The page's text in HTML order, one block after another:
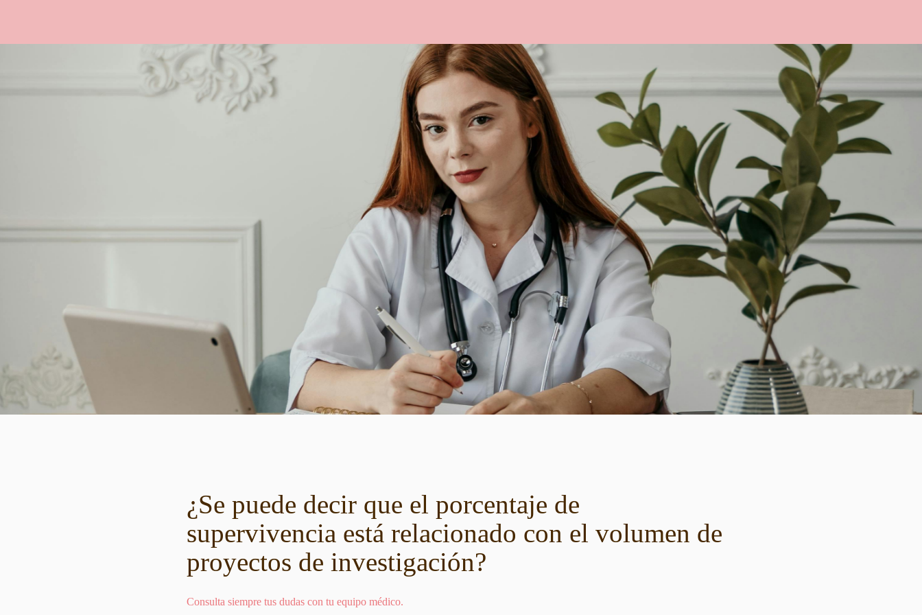
¿Se puede decir que el porcentaje de
supervivencia está relacionado con el volumen de
proyectos de investigación?
Consulta siempre tus dudas con tu equipo médico.